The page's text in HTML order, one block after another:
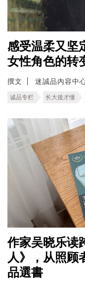
感受温柔又坚
女性角色的转
撰文 迷誠品內容中
诚品专栏 长大後才懂
作家吴晓乐读
人》，从照顾
品選書